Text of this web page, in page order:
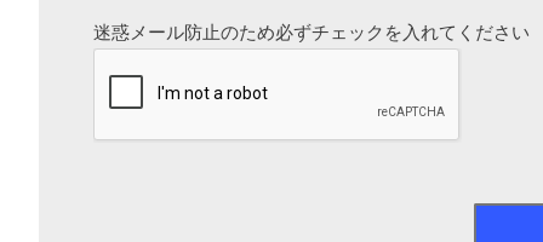
迷惑メール防止のため必ずチェックを入れてください